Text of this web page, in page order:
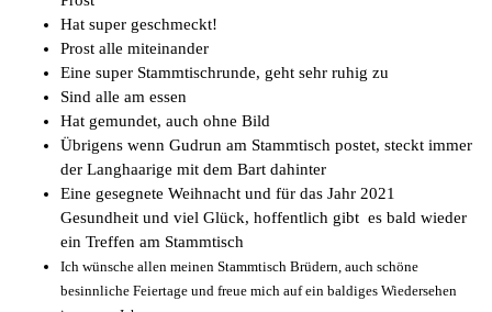
Hat super geschmeckt!
Prost alle miteinander
Eine super Stammtischrunde, geht sehr ruhig zu
Sind alle am essen
Hat gemundet, auch ohne Bild
Übrigens wenn Gudrun am Stammtisch postet, steckt immer
der Langhaarige mit dem Bart dahinter
Eine gesegnete Weihnacht und für das Jahr 2021
Gesundheit und viel Glück, hoffentlich gibt es bald wieder
ein Treffen am Stammtisch
Ich wünsche allen meinen Stammtisch Brüdern, auch schöne
besinnliche Feiertage und freue mich auf ein baldiges Wiedersehen